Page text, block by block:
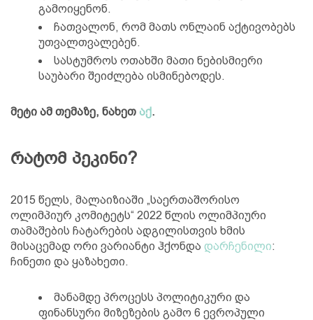
გამოიყენონ.
ჩათვალონ, რომ მათს ონლაინ აქტივობებს
უთვალთვალებენ.
სასტუმროს ოთახში მათი ნებისმიერი
საუბარი შეიძლება ისმინებოდეს.
მეტი ამ თემაზე, ნახეთ აქ.
რატომ პეკინი?
2015 წელს, მალაიზიაში „საერთაშორისო
ოლიმპიურ კომიტეტს“ 2022 წლის ოლიმპიური
თამაშების ჩატარების ადგილისთვის ხმის
მისაცემად ორი ვარიანტი ჰქონდა დარჩენილი:
ჩინეთი და ყაზახეთი.
მანამდე პროცესს პოლიტიკური და
ფინანსური მიზეზების გამო 6 ევროპული